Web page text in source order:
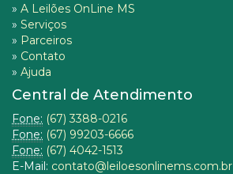
» A Leilões OnLine MS
» Serviços
» Parceiros
» Contato
» Ajuda
Central de Atendimento
Fone: (67) 3388-0216
Fone: (67) 99203-6666
Fone: (67) 4042-1513
E-Mail: contato@leiloesonlinems.com.br